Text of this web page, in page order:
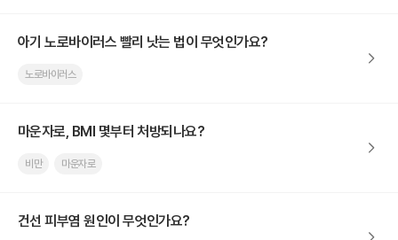
아기 노로바이러스 빨리 낫는 법이 무엇인가요?
노로바이러스
마운자로, BMI 몇부터 처방되나요?
비만 마운자로
건선 피부염 원인이 무엇인가요?